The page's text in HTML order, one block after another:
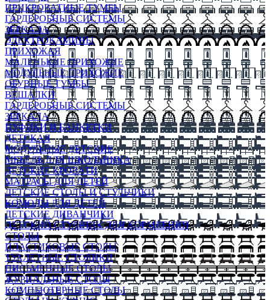
ПРИКРОВАТНЫЕ ТУМБЫ
ГАРДЕРОБНЫЕ СИСТЕМЫ
ЗЕРКАЛА
ЭЛЕКТРОКАМИНЫ
ПРИХОЖАЯ
МАЛЕНЬКИЕ ПРИХОЖИЕ
МОДУЛЬНЫЕ ПРИХОЖИЕ
ОБУВНЫЕ ТУМБЫ
ВЕШАЛКИ
ГАРДЕРОБНЫЕ СИСТЕМЫ
ЗЕРКАЛА
ПУФИКИ И БАНКЕТКИ
ДЕТСКАЯ
МОДУЛЬНЫЕ ДЕТСКИЕ
МЕБЕЛЬ ДЛЯ ШКОЛЬНИКА
ДЕТСКИЕ КРОВАТИ
МАТРАСЫ ДЛЯ ДЕТЕЙ
ДЕТСКИЕ СТОЛЫ И СТУЛЬЧИКИ
КОМОДЫ ДЛЯ ДЕТЕЙ
ДЕТСКИЕ ДИВАНЧИКИ
ДЕТСКИЙ СТУЛЬЧИК ДЛЯ КОРМЛЕНИЯ
СТОЛЫ
ПЛАСТИКОВЫЕ СТОЛЫ
ТУАЛЕТНЫЕ СТОЛИКИ
ПИСЬМЕННЫЕ СТОЛЫ
ЖУРНАЛЬНЫЕ СТОЛЫ
КОМПЬЮТЕРНЫЕ СТОЛЫ